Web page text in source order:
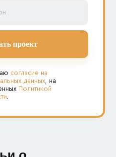
согласие на
данных , на
Политикой
.